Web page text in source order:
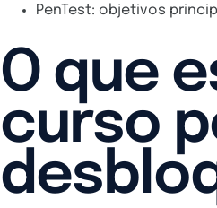
PenTest: objetivos
O que
curso